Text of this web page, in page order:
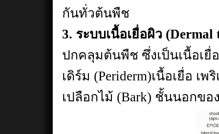
กันทั่วต้นพืช
3. ระบบเนื้อเยื่อผิว (Dermal
ปกคลุมต้นพืช ซึ่งเป็นเนื้อเยื่
เดิร์ม (Periderm)เนื้อเยื่อ เ
เปลือกไม้ (Bark) ชั้นนอกข